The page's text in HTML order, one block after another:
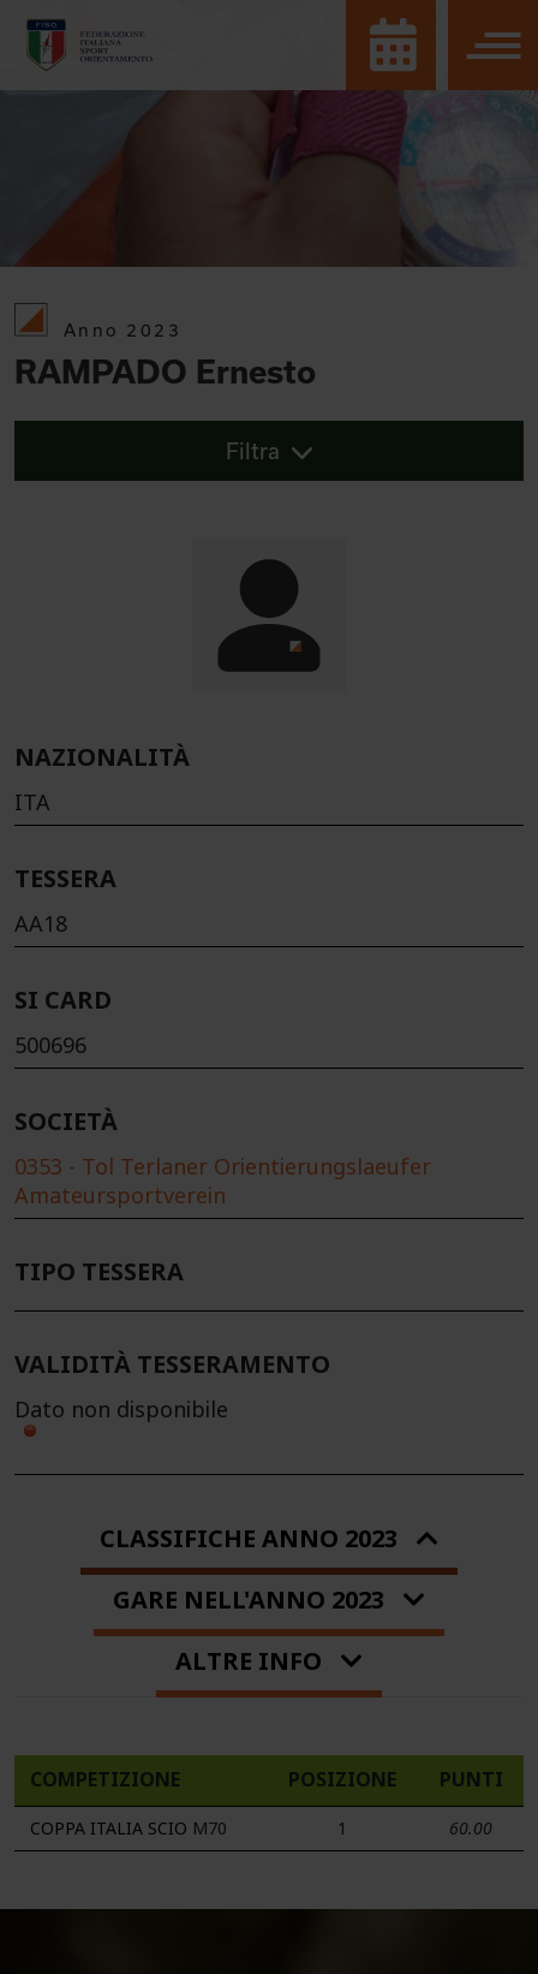
Anno 2023
RAMPADO Ernesto
Filtra
NAZIONALITÀ
ITA
TESSERA
AA18
SI CARD
500696
SOCIETÀ
0353 - Tol Terlaner Orientierungslaeufer
Amateursportverein
TIPO TESSERA
VALIDITÀ TESSERAMENTO
Dato non disponibile
CLASSIFICHE ANNO 2023
GARE NELL'ANNO 2023
ALTRE INFO
COMPETIZIONE POSIZIONE PUNTI
COPPA ITALIA SCIO M70 1 60.00